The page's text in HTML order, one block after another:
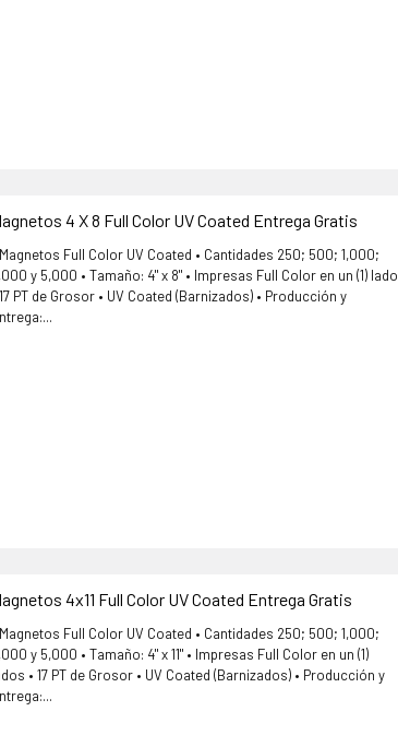
4 X 8 Full Color UV Coated Entrega Gratis
Full Color UV Coated • Cantidades 250; 500; 1,000;
y 5,000 • Tamaño: 4" x 8" • Impresas Full Color en un (1) lado
PT de Grosor • UV Coated (Barnizados) • Producción y
4x11 Full Color UV Coated Entrega Gratis
Full Color UV Coated • Cantidades 250; 500; 1,000;
y 5,000 • Tamaño: 4" x 11" • Impresas Full Color en un (1)
• 17 PT de Grosor • UV Coated (Barnizados) • Producción y